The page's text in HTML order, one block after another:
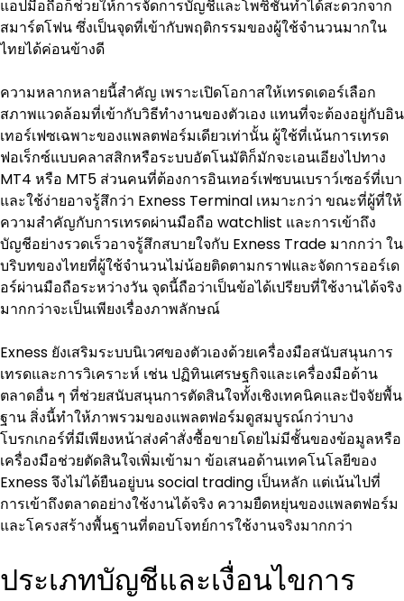
แอปมือถือก็ช่วยให้การจัดการบัญชีและโพซิชันทำได้สะดวกจาก
สมาร์ตโฟน ซึ่งเป็นจุดที่เข้ากับพฤติกรรมของผู้ใช้จำนวนมากใน
ไทยได้ค่อนข้างดี
ความหลากหลายนี้สำคัญ เพราะเปิดโอกาสให้เทรดเดอร์เลือก
สภาพแวดล้อมที่เข้ากับวิธีทำงานของตัวเอง แทนที่จะต้องอยู่กับอิน
เทอร์เฟซเฉพาะของแพลตฟอร์มเดียวเท่านั้น ผู้ใช้ที่เน้นการเทรด
ฟอเร็กซ์แบบคลาสสิกหรือระบบอัตโนมัติก็มักจะเอนเอียงไปทาง
MT4 หรือ MT5 ส่วนคนที่ต้องการอินเทอร์เฟซบนเบราว์เซอร์ที่เบา
และใช้ง่ายอาจรู้สึกว่า Exness Terminal เหมาะกว่า ขณะที่ผู้ที่ให้
ความสำคัญกับการเทรดผ่านมือถือ watchlist และการเข้าถึง
บัญชีอย่างรวดเร็วอาจรู้สึกสบายใจกับ Exness Trade มากกว่า ใน
บริบทของไทยที่ผู้ใช้จำนวนไม่น้อยติดตามกราฟและจัดการออร์เด
อร์ผ่านมือถือระหว่างวัน จุดนี้ถือว่าเป็นข้อได้เปรียบที่ใช้งานได้จริง
มากกว่าจะเป็นเพียงเรื่องภาพลักษณ์
Exness ยังเสริมระบบนิเวศของตัวเองด้วยเครื่องมือสนับสนุนการ
เทรดและการวิเคราะห์ เช่น ปฏิทินเศรษฐกิจและเครื่องมือด้าน
ตลาดอื่น ๆ ที่ช่วยสนับสนุนการตัดสินใจทั้งเชิงเทคนิคและปัจจัยพื้น
ฐาน สิ่งนี้ทำให้ภาพรวมของแพลตฟอร์มดูสมบูรณ์กว่าบาง
โบรกเกอร์ที่มีเพียงหน้าส่งคำสั่งซื้อขายโดยไม่มีชั้นของข้อมูลหรือ
เครื่องมือช่วยตัดสินใจเพิ่มเข้ามา ข้อเสนอด้านเทคโนโลยีของ
Exness จึงไม่ได้ยืนอยู่บน social trading เป็นหลัก แต่เน้นไปที่
การเข้าถึงตลาดอย่างใช้งานได้จริง ความยืดหยุ่นของแพลตฟอร์ม
และโครงสร้างพื้นฐานที่ตอบโจทย์การใช้งานจริงมากกว่า
ประเภทบัญชีและเงื่อนไขการ